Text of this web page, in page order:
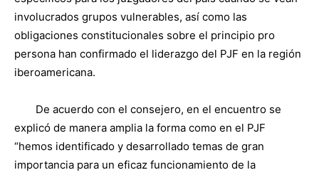
involucrados grupos vulnerables, así como las
obligaciones constitucionales sobre el principio pro
persona han confirmado el liderazgo del PJF en la región
iberoamericana.
De acuerdo con el consejero, en el encuentro se
explicó de manera amplia la forma como en el PJF
“hemos identificado y desarrollado temas de gran
importancia para un eficaz funcionamiento de la